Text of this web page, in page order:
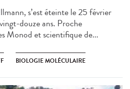
s’est éteinte le 25 février
douze ans. Proche
Monod et scientifique de...
BIOLOGIE MOLÉCULAIRE